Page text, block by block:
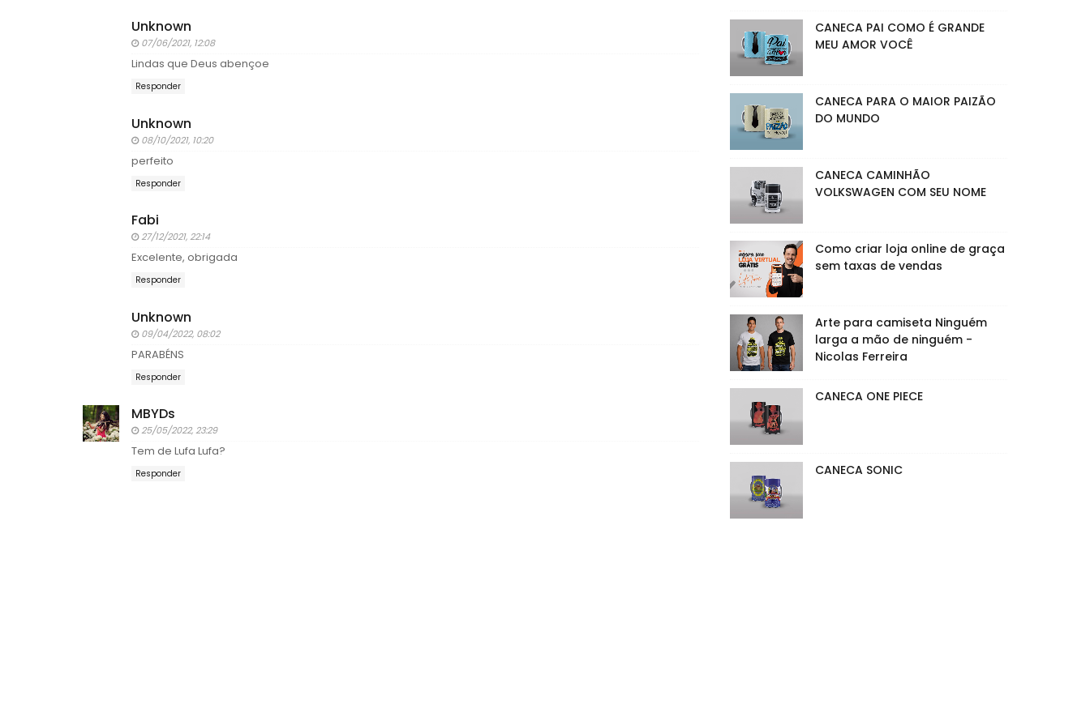
Unknown
07/06/2021, 12:08
Lindas que Deus abençoe
Responder
Unknown
08/10/2021, 10:20
perfeito
Responder
Fabi
27/12/2021, 22:14
Excelente, obrigada
Responder
Unknown
09/04/2022, 08:02
PARABÉNS
Responder
MBYDs
25/05/2022, 23:29
Tem de Lufa Lufa?
Responder
CANECA PAI COMO É GRANDE
MEU AMOR VOCÊ
CANECA PARA O MAIOR PAIZÃO
DO MUNDO
CANECA CAMINHÃO
VOLKSWAGEN COM SEU NOME
Como criar loja online de graça
sem taxas de vendas
Arte para camiseta Ninguém
larga a mão de ninguém -
Nicolas Ferreira
CANECA ONE PIECE
CANECA SONIC